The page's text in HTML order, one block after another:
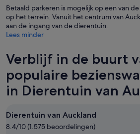
Betaald parkeren is mogelijk op een van
op het terrein. Vanuit het centrum van
aan de ingang van de dierentuin.
Lees minder
Verblijf in de buurt
populaire
in Dierentuin van
Dierentuin van Auckland
8.4/10 (1.575 beoordelingen)